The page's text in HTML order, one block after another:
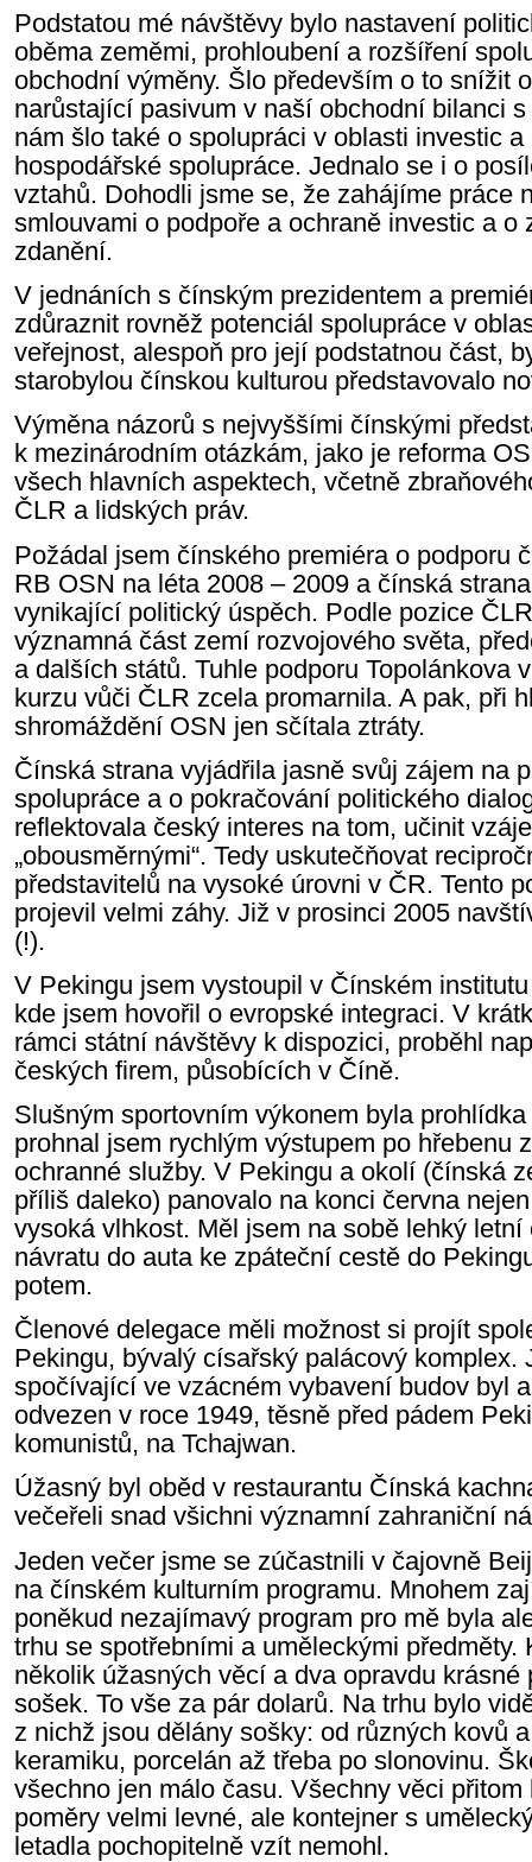
Podstatou mé návštěvy bylo nastavení
oběma zeměmi, prohloubení a rozšíření
obchodní výměny. Šlo především o to snížit
narůstající pasivum v naší obchodní bilanci
nám šlo také o spolupráci v oblasti investic
hospodářské spolupráce. Jednalo se i o
vztahů. Dohodli jsme se, že zahájíme práce
smlouvami o podpoře a ochraně investic a o
zdanění.
V jednáních s čínským prezidentem a
zdůraznit rovněž potenciál spolupráce v
veřejnost, alespoň pro její podstatnou část,
starobylou čínskou kulturou představovalo
Výměna názorů s nejvyššími čínskými
k mezinárodním otázkám, jako je reforma
všech hlavních aspektech, včetně
ČLR a lidských práv.
Požádal jsem čínského premiéra o podporu
RB OSN na léta 2008 – 2009 a čínská
vynikající politický úspěch. Podle pozice
významná část zemí rozvojového světa,
a dalších států. Tuhle podporu Topolánkova
kurzu vůči ČLR zcela promarnila. A pak, při
shromáždění OSN jen sčítala ztráty.
Čínská strana vyjádřila jasně svůj zájem na
spolupráce a o pokračování politického
reflektovala český interes na tom, učinit
„obousměrnými“. Tedy uskutečňovat
představitelů na vysoké úrovni v ČR. Tento
projevil velmi záhy. Již v prosinci 2005
(!).
V Pekingu jsem vystoupil v Čínském
kde jsem hovořil o evropské integraci. V
rámci státní návštěvy k dispozici, proběhl
českých firem, působících v Číně.
Slušným sportovním výkonem byla
prohnal jsem rychlým výstupem po hřebenu
ochranné služby. V Pekingu a okolí (čínská
příliš daleko) panovalo na konci června
vysoká vlhkost. Měl jsem na sobě lehký
návratu do auta ke zpáteční cestě do
potem.
Členové delegace měli možnost si projít
Pekingu, bývalý císařský palácový komplex.
spočívající ve vzácném vybavení budov byl
odvezen v roce 1949, těsně před pádem
komunistů, na Tchajwan.
Úžasný byl oběd v restaurantu Čínská
večeřeli snad všichni významní zahraniční
Jeden večer jsme se zúčastnili v čajovně
na čínském kulturním programu. Mnohem
poněkud nezajímavý program pro mě byla
trhu se spotřebními a uměleckými předměty.
několik úžasných věcí a dva opravdu krásné
sošek. To vše za pár dolarů. Na trhu bylo
z nichž jsou dělány sošky: od různých kovů
keramiku, porcelán až třeba po slonovinu.
všechno jen málo času. Všechny věci
poměry velmi levné, ale kontejner s
letadla pochopitelně vzít nemohl.